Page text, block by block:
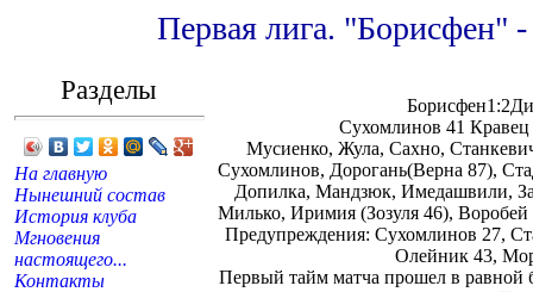
Первая лига. "Борисфен"
Разделы
На главную
Нынешний состав
История клуба
Мгновения
настоящего...
Контакты
Сухомлинов 41
Мусиенко, Жула, Сахно,
Сухомлинов, Дорогань(Верна 87),
Допилка, Мандзюк, Имедашвили,
Милько, Иримия (Зозуля 46),
Предупреждения: Сухомлинов 27,
Олейник 43,
Первый тайм матча прошел в равной